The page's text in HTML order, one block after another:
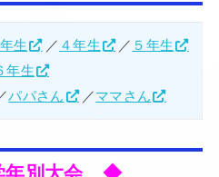
生 ／ ４年生 ／ ５年生
年生
パパさん ／ママさん